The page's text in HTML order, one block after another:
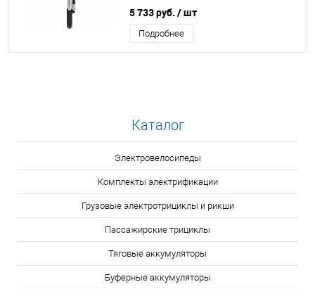
5 733 руб. / шт
Подробнее
Каталог
Электровелосипеды
Комплекты электрификации
Грузовые электротрициклы и рикши
Пассажирские трициклы
Тяговые аккумуляторы
Буферные аккумуляторы